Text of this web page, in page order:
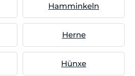
Hamminkeln
Herne
Hünxe